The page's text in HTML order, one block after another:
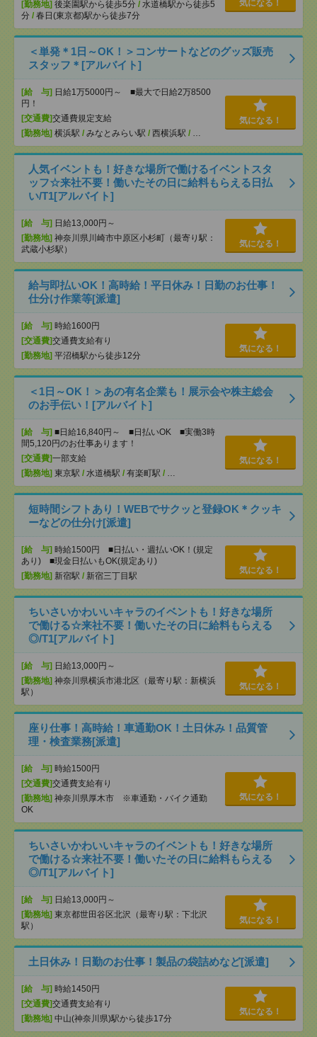
[勤務地] 後楽園駅から徒歩5分 / 水道橋駅から徒歩5
分 / 春日(東京都)駅から徒歩7分
気になる！
＜単発＊1日～OK！＞コンサートなどのグッズ販売
スタッフ＊[アルバイト]
[給 与] 日給1万5000円～ ■最大で日給2万8500
円！
[交通費]交通費規定支給
[勤務地] 横浜駅 / みなとみらい駅 / 西横浜駅 / …
気になる！
人気イベントも！好きな場所で働けるイベントスタ
ッフ☆来社不要！働いたその日に給料もらえる日払
い/T1[アルバイト]
[給 与] 日給13,000円～
[勤務地] 神奈川県川崎市中原区小杉町（最寄り駅：
武蔵小杉駅）
気になる！
給与即払いOK！高時給！平日休み！日勤のお仕事！
仕分け作業等[派遣]
[給 与] 時給1600円
[交通費]交通費支給有り
[勤務地] 平沼橋駅から徒歩12分
気になる！
＜1日～OK！＞あの有名企業も！展示会や株主総会
のお手伝い！[アルバイト]
[給 与] ■日給16,840円～ ■日払いOK ■実働3時
間5,120円のお仕事あります！
[交通費]一部支給
[勤務地] 東京駅 / 水道橋駅 / 有楽町駅 / …
気になる！
短時間シフトあり！WEBでサクッと登録OK＊クッキ
ーなどの仕分け[派遣]
[給 与] 時給1500円 ■日払い・週払いOK！(規定
あり) ■現金日払いもOK(規定あり)
[勤務地] 新宿駅 / 新宿三丁目駅
気になる！
ちいさいかわいいキャラのイベントも！好きな場所
で働ける☆来社不要！働いたその日に給料もらえる
◎/T1[アルバイト]
[給 与] 日給13,000円～
[勤務地] 神奈川県横浜市港北区（最寄り駅：新横浜
駅）
気になる！
座り仕事！高時給！車通勤OK！土日休み！品質管
理・検査業務[派遣]
[給 与] 時給1500円
[交通費]交通費支給有り
[勤務地] 神奈川県厚木市 ※車通勤・バイク通勤
OK
気になる！
ちいさいかわいいキャラのイベントも！好きな場所
で働ける☆来社不要！働いたその日に給料もらえる
◎/T1[アルバイト]
[給 与] 日給13,000円～
[勤務地] 東京都世田谷区北沢（最寄り駅：下北沢
駅）
気になる！
土日休み！日勤のお仕事！製品の袋詰めなど[派遣]
[給 与] 時給1450円
[交通費]交通費支給有り
[勤務地] 中山(神奈川県)駅から徒歩17分
気になる！